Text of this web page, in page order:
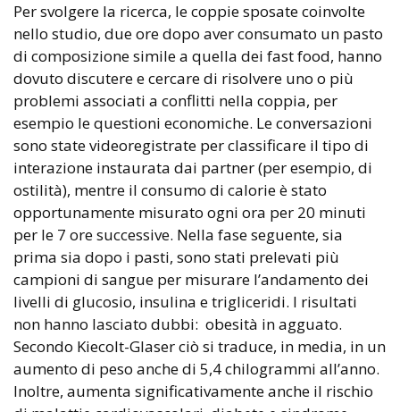
Per svolgere la ricerca, le coppie sposate coinvolte
nello studio, due ore dopo aver consumato un pasto
di composizione simile a quella dei fast food, hanno
dovuto discutere e cercare di risolvere uno o più
problemi associati a conflitti nella coppia, per
esempio le questioni economiche. Le conversazioni
sono state videoregistrate per classificare il tipo di
interazione instaurata dai partner (per esempio, di
ostilità), mentre il consumo di calorie è stato
opportunamente misurato ogni ora per 20 minuti
per le 7 ore successive. Nella fase seguente, sia
prima sia dopo i pasti, sono stati prelevati più
campioni di sangue per misurare l’andamento dei
livelli di glucosio, insulina e trigliceridi. I risultati
non hanno lasciato dubbi: obesità in agguato.
Secondo Kiecolt-Glaser ciò si traduce, in media, in un
aumento di peso anche di 5,4 chilogrammi all’anno.
Inoltre, aumenta significativamente anche il rischio